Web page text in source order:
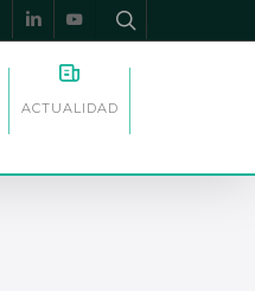
linkedinyoutube
ACTUALIDAD